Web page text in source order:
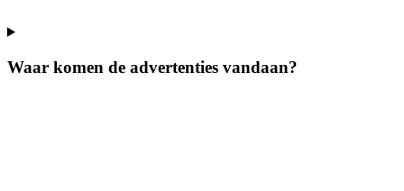
Waar komen de advertenties vandaan?